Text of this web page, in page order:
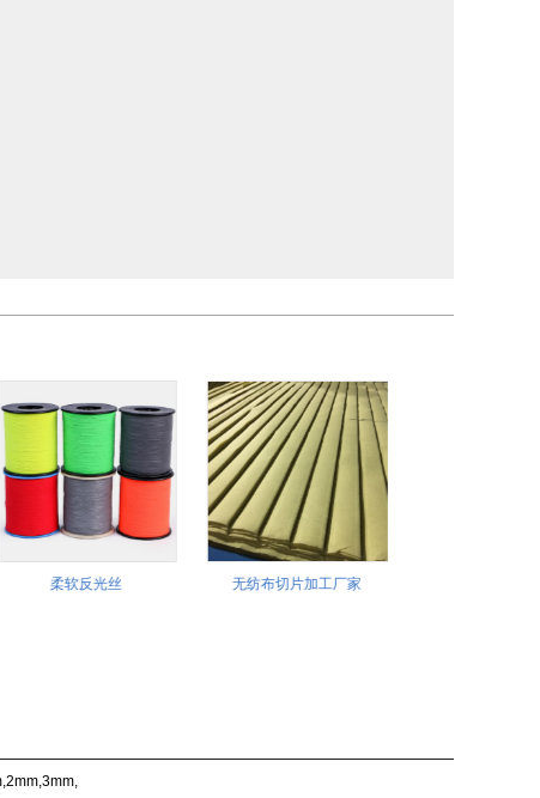
柔软反光丝 无纺布切片加工厂家